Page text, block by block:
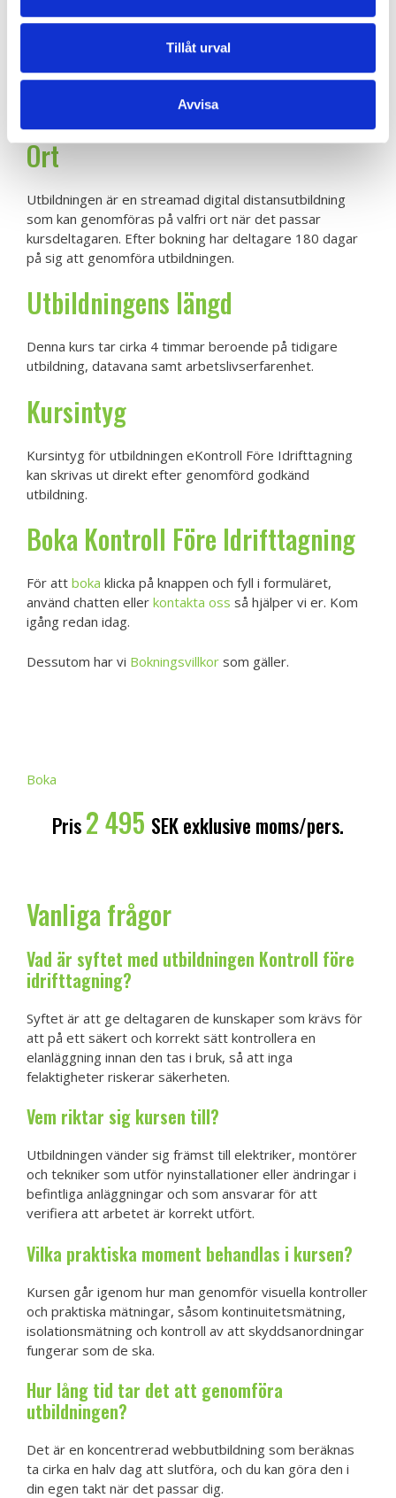
Tillåt urval
Avvisa
Förkunskapskrav
Ort
Utbildningen är en streamad digital distansutbildning
som kan genomföras på valfri ort när det passar
kursdeltagaren. Efter bokning har deltagare 180 dagar
på sig att genomföra utbildningen.
Utbildningens längd
Denna kurs tar cirka 4 timmar beroende på tidigare
utbildning, datavana samt arbetslivserfarenhet.
Kursintyg
Kursintyg för utbildningen eKontroll Före Idrifttagning
kan skrivas ut direkt efter genomförd godkänd
utbildning.
Boka Kontroll Före Idrifttagning
För att boka klicka på knappen och fyll i formuläret,
använd chatten eller kontakta oss så hjälper vi er. Kom
igång redan idag.
Dessutom har vi Bokningsvillkor som gäller.
Boka
Pris2 495 SEK exklusive moms/pers.
Vanliga frågor
Vad är syftet med utbildningen Kontroll före
idrifttagning?
Syftet är att ge deltagaren de kunskaper som krävs för
att på ett säkert och korrekt sätt kontrollera en
elanläggning innan den tas i bruk, så att inga
felaktigheter riskerar säkerheten.
Vem riktar sig kursen till?
Utbildningen vänder sig främst till elektriker, montörer
och tekniker som utför nyinstallationer eller ändringar i
befintliga anläggningar och som ansvarar för att
verifiera att arbetet är korrekt utfört.
Vilka praktiska moment behandlas i kursen?
Kursen går igenom hur man genomför visuella kontroller
och praktiska mätningar, såsom kontinuitetsmätning,
isolationsmätning och kontroll av att skyddsanordningar
fungerar som de ska.
Hur lång tid tar det att genomföra
utbildningen?
Det är en koncentrerad webbutbildning som beräknas
ta cirka en halv dag att slutföra, och du kan göra den i
din egen takt när det passar dig.